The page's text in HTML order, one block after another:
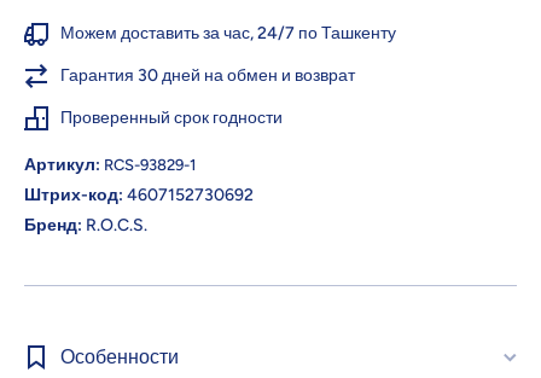
Можем доставить за час, 24/7 по Ташкенту
Гарантия 30 дней на обмен и возврат
Проверенный срок годности
Артикул: RCS-93829-1
Штрих-код: 4607152730692
Бренд: R.O.C.S.
Особенности